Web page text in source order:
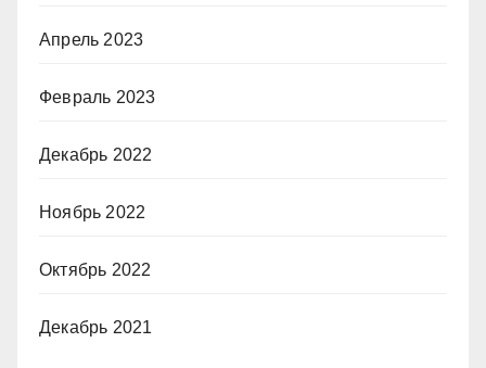
Апрель 2023
Февраль 2023
Декабрь 2022
Ноябрь 2022
Октябрь 2022
Декабрь 2021